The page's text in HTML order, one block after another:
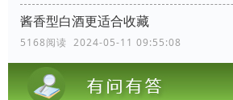
酱香型白酒更适合收藏
5168阅读 2024-05-11 09:55:08